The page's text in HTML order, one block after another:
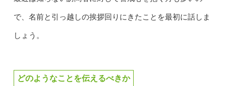
で、名前と引っ越しの挨拶回りにきたことを最初に話しま
しょう。
どのようなことを伝えるべきか